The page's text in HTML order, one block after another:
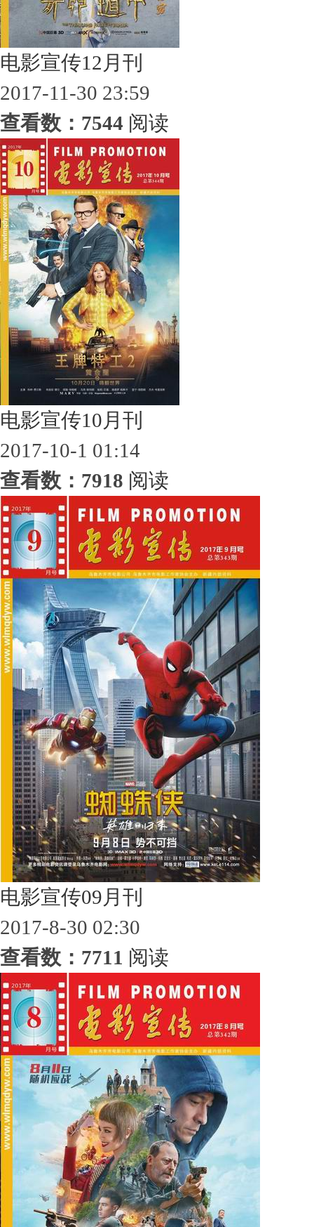
电影宣传12月刊
2017-11-30 23:59
查看数：7544 阅读
电影宣传10月刊
2017-10-1 01:14
查看数：7918 阅读
电影宣传09月刊
2017-8-30 02:30
查看数：7711 阅读